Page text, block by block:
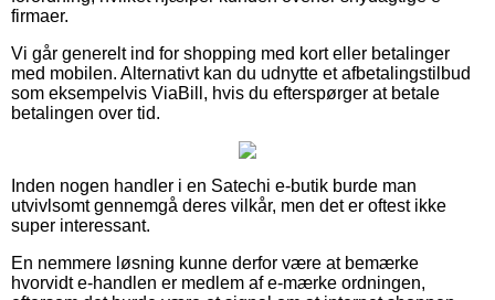
firmaer.
Vi går generelt ind for shopping med kort eller betalinger
med mobilen. Alternativt kan du udnytte et afbetalingstilbud
som eksempelvis ViaBill, hvis du efterspørger at betale
betalingen over tid.
Inden nogen handler i en Satechi e-butik burde man
utvivlsomt gennemgå deres vilkår, men det er oftest ikke
super interessant.
En nemmere løsning kunne derfor være at bemærke
hvorvidt e-handlen er medlem af e-mærke ordningen,